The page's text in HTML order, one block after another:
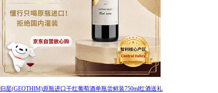
归星(GEOTHIM)原瓶进口干红葡萄酒单瓶尝鲜装750ml红酒送礼